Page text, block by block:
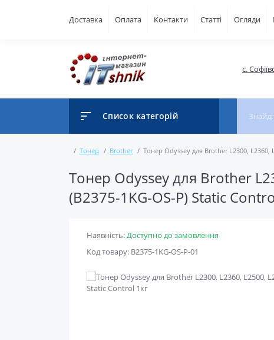
Доставка Оплата Контакти Статті Огляди
с.
Список категорій
Тонер Brother Тонер Odyssey для Brother L2300, L2360,
Тонер Odyssey для Brother
(B2375-1KG-OS-P) Static
Наявність:Доступно до замовлення
Код товару: B2375-1KG-OS-P-01